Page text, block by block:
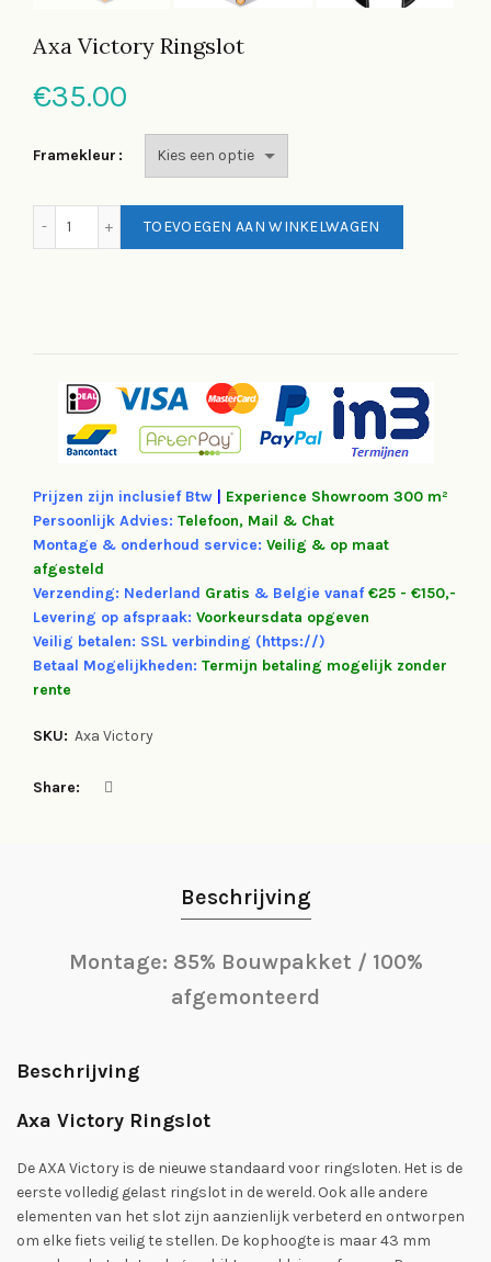
Axa Victory Ringslot
€35.00
Framekleur
TOEVOEGEN AAN WINKELWAGEN
Prijzen zijn inclusief Btw Experience Showroom 300 m²
Persoonlijk Advies: Telefoon, Mail & Chat
Montage & onderhoud service: Veilig & op maat
afgesteld
Verzending: Nederland Gratis & Belgie vanaf €25 - €150,-
Levering op afspraak: Voorkeursdata opgeven
Veilig betalen: SSL verbinding (https://)
Betaal Mogelijkheden: Termijn betaling mogelijk zonder
rente
SKU: Axa Victory
Share
Beschrijving
Montage: 85% Bouwpakket / 100%
afgemonteerd
Beschrijving
Axa Victory Ringslot
De AXA Victory is de nieuwe standaard voor ringsloten. Het is de
eerste volledig gelast ringslot in de wereld. Ook alle andere
elementen van het slot zijn aanzienlijk verbeterd en ontworpen
om elke fiets veilig te stellen. De kophoogte is maar 43 mm